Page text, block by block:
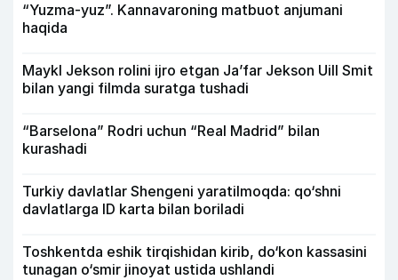
“Yuzma-yuz”. Kannavaroning matbuot anjumani
haqida
Maykl Jekson rolini ijro etgan Ja’far Jekson Uill Smit
bilan yangi filmda suratga tushadi
“Barselona” Rodri uchun “Real Madrid” bilan
kurashadi
Turkiy davlatlar Shengeni yaratilmoqda: qo‘shni
davlatlarga ID karta bilan boriladi
Toshkentda eshik tirqishidan kirib, do‘kon kassasini
tunagan o‘smir jinoyat ustida ushlandi